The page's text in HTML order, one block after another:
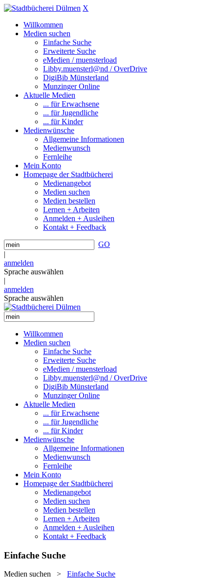
X
Willkommen
Medien suchen
Einfache Suche
Erweiterte Suche
eMedien / muensterload
Libby.muensterl@nd / OverDrive
DigiBib Münsterland
Munzinger Online
Aktuelle Medien
... für Erwachsene
... für Jugendliche
... für Kinder
Medienwünsche
Allgemeine Informationen
Medienwunsch
Fernleihe
Mein Konto
Homepage der Stadtbücherei
Medienangebot
Medien suchen
Medien bestellen
Lernen + Arbeiten
Anmelden + Ausleihen
Kontakt + Feedback
GO
|
anmelden
Sprache auswählen
|
anmelden
Sprache auswählen
Willkommen
Medien suchen
Einfache Suche
Erweiterte Suche
eMedien / muensterload
Libby.muensterl@nd / OverDrive
DigiBib Münsterland
Munzinger Online
Aktuelle Medien
... für Erwachsene
... für Jugendliche
... für Kinder
Medienwünsche
Allgemeine Informationen
Medienwunsch
Fernleihe
Mein Konto
Homepage der Stadtbücherei
Medienangebot
Medien suchen
Medien bestellen
Lernen + Arbeiten
Anmelden + Ausleihen
Kontakt + Feedback
Einfache Suche
Medien suchen > Einfache Suche